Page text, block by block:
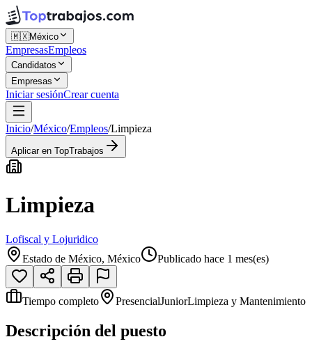
🇲🇽México
EmpresasEmpleos
Candidatos
Empresas
Iniciar sesiónCrear cuenta
Inicio/México/Empleos/Limpieza
Aplicar en TopTrabajos
Limpieza
Lofiscal y Lojuridico
Estado de México, México
Publicado hace 1 mes(es)
Tiempo completo PresencialJuniorLimpieza y Mantenimiento
Descripción del puesto